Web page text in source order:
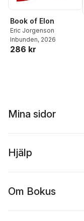
Book of Elon
Eric Jorgenson
Inbunden, 2026
286 kr
Mina sidor
Hjälp
Om Bokus